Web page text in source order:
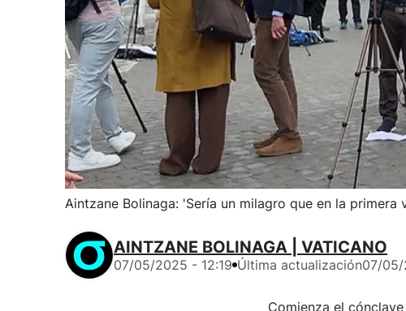
Aintzane Bolinaga: 'Sería un milagro que en la
AINTZANE BOLINAGA | VATICANO
07/05/2025 - 12:19 Última actualización07/05/
Comienza el